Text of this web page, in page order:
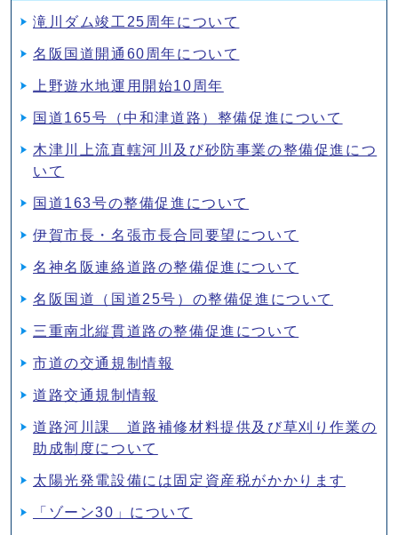
滝川ダム竣工25周年について
名阪国道開通60周年について
上野遊水地運用開始10周年
国道165号（中和津道路）整備促進について
木津川上流直轄河川及び砂防事業の整備促進につ
いて
国道163号の整備促進について
伊賀市長・名張市長合同要望について
名神名阪連絡道路の整備促進について
名阪国道（国道25号）の整備促進について
三重南北縦貫道路の整備促進について
市道の交通規制情報
道路交通規制情報
道路河川課 道路補修材料提供及び草刈り作業の
助成制度について
太陽光発電設備には固定資産税がかかります
「ゾーン30」について